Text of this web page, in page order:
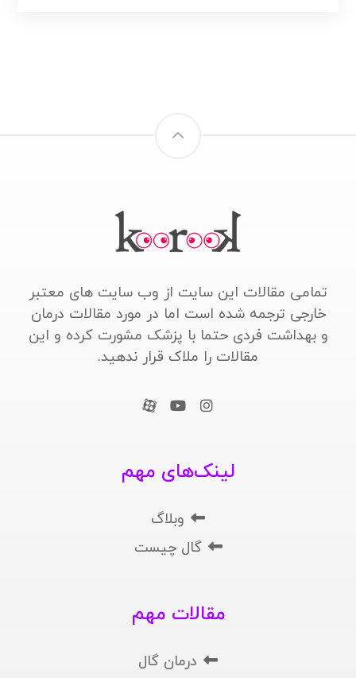
تمامی مقالات این سایت از وب سایت های معتبر
خارجی ترجمه شده است اما در مورد مقالات درمان
و بهداشت فردی حتما با پزشک مشورت کرده و این
مقالات را ملاک قرار ندهید.
لینک‌های مهم
وبلاگ
گال چیست
مقالات مهم
درمان گال